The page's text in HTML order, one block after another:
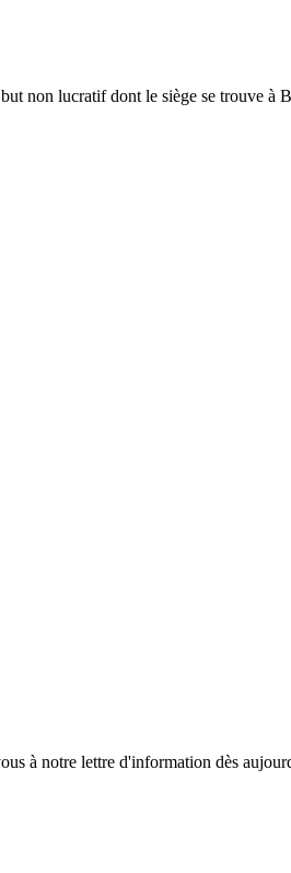
non lucratif dont le siège se trouve
à notre lettre d'information dès